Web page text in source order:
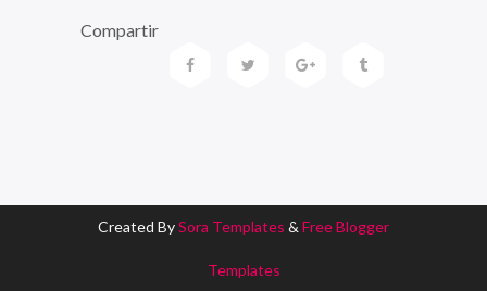
Compartir
Created BySora Templates & Free Blogger
Templates